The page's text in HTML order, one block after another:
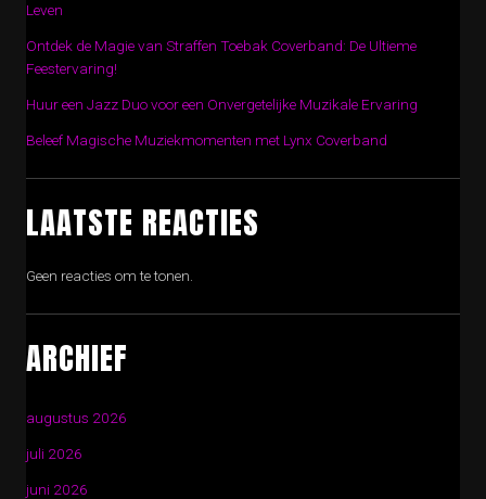
Leven
Ontdek de Magie van Straffen Toebak Coverband: De Ultieme
Feestervaring!
Huur een Jazz Duo voor een Onvergetelijke Muzikale Ervaring
Beleef Magische Muziekmomenten met Lynx Coverband
LAATSTE REACTIES
Geen reacties om te tonen.
ARCHIEF
augustus 2026
juli 2026
juni 2026